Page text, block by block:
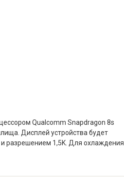
Qualcomm Snapdragon 8s
Дисплей устройства будет
и разрешением 1,5K. Для охлаждения